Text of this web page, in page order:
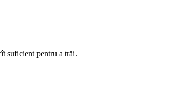
suficient pentru a trăi.